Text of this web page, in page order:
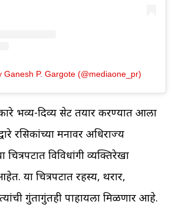
Ganesh P. Gargote (@mediaone_pr)
भव्य-दिव्य सेट तयार करण्यात आला
रसिकांच्या मनावर अधिराज्य
विविधांगी व्यक्तिरेखा
या चित्रपटात रहस्य, थरार,
गुंतागुंतही पाहायला मिळणार आहे.